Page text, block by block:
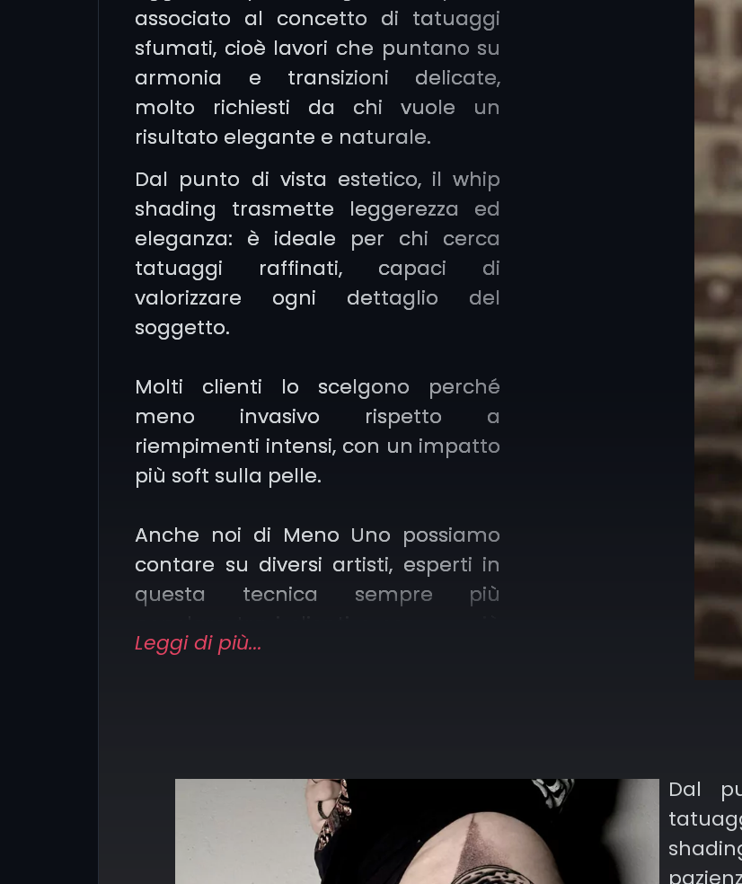
delle
associato al concetto di tatuaggi
sfumati, cioè lavori che puntano su
armonia e transizioni delicate,
molto richiesti da chi vuole un
risultato elegante e naturale.
Dal punto di vista estetico, il whip
shading trasmette leggerezza ed
eleganza: è ideale per chi cerca
tatuaggi raffinati, capaci di
valorizzare ogni dettaglio del
soggetto.
Molti clienti lo scelgono perché
meno invasivo rispetto a
riempimenti intensi, con un impatto
più soft sulla pelle.
Anche noi di Meno Uno possiamo
contare su diversi artisti, esperti in
questa tecnica sempre più
usata per risaltare diversi stili e
Blackwork: il whip shading
permette di ottenere
transizioni morbide tra il nero
pieno e le zone più chiare,
Leggi di più...
Dal